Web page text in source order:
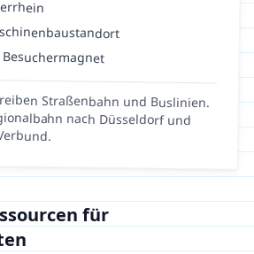
Straßenbahn und Buslinien.
Regionalbahn nach Düsseldorf und
für